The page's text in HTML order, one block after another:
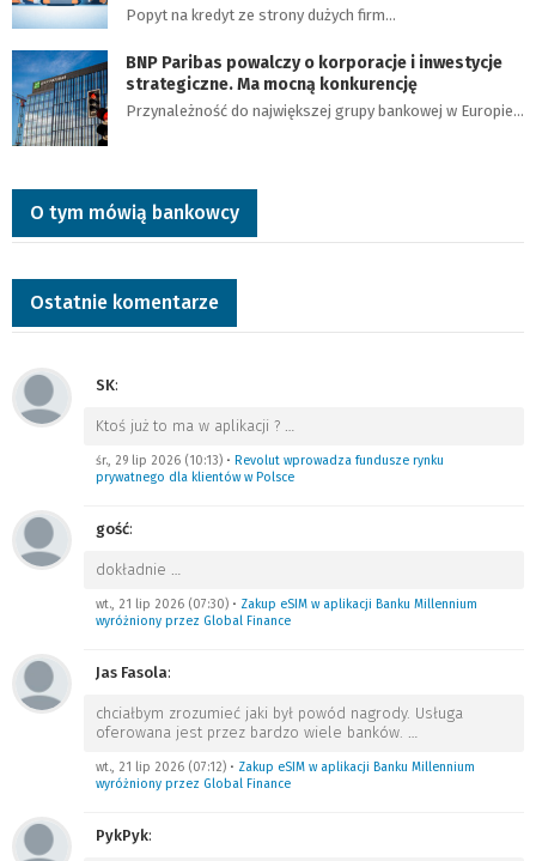
Popyt na kredyt ze strony dużych firm…
BNP Paribas powalczy o korporacje i inwestycje
strategiczne. Ma mocną konkurencję
Przynależność do największej grupy bankowej w Europie…
O tym mówią bankowcy
Ostatnie komentarze
SK:
Ktoś już to ma w aplikacji ? …
śr., 29 lip 2026 (10:13) • Revolut wprowadza fundusze rynku
prywatnego dla klientów w Polsce
gość:
dokładnie …
wt., 21 lip 2026 (07:30) • Zakup eSIM w aplikacji Banku Millennium
wyróżniony przez Global Finance
Jas Fasola:
chciałbym zrozumieć jaki był powód nagrody. Usługa
oferowana jest przez bardzo wiele banków. …
wt., 21 lip 2026 (07:12) • Zakup eSIM w aplikacji Banku Millennium
wyróżniony przez Global Finance
PykPyk: